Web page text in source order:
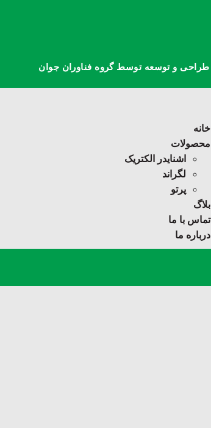
طراحی و توسعه توسط گروه فناوران جوان
خانه
محصولات
اشنایدر الکتریک
لگراند
پرتو
بلاگ
تماس با ما
درباره ما